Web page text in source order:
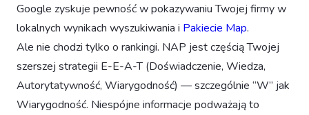
Google zyskuje pewność w pokazywaniu Twojej firmy w
lokalnych wynikach wyszukiwania i Pakiecie Map.
Ale nie chodzi tylko o rankingi. NAP jest częścią Twojej
szerszej strategii E-E-A-T (Doświadczenie, Wiedza,
Autorytatywność, Wiarygodność) — szczególnie “W” jak
Wiarygodność. Niespójne informacje podważają to